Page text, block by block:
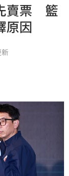
賣票 籃
原因
新